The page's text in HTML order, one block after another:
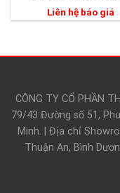
Liên hệ báo giá
CÔNG TY CỔ PHẦN
79/43 Đường số 51,
Minh. | Địa chỉ
Thuận An, Bình